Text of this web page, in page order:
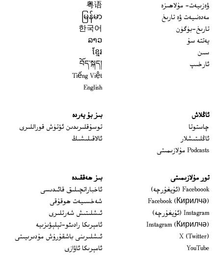
ۋەزىيەت- مۇلاھىزە
مەدەنىيەت ۋە تارىخ
تارىخ-بۈگۈن
يەتتە سۇ
سىن
ئارخىپ
粤语
မြန်မာ
한국어
ລາວ
ខ្មែរ
བོད་སྐད།
Tiếng Việt
English
ئاڭلاش
چاستوتا
ئاڭلىتىشلار
Podcasts مۇلازىمىتى
بىز بۇ يەردە
توسۇقلىرىدىن ئۆتۈش قوراللىرى
ئالاقىلىشىڭ
تور مۇلازىمىتى
Faceboook (ئۇيغۇرچە)
Opens in new window
Facebook (Кирилчә)
Opens in new window
Instagram (ئۇيغۇرچە)
Opens in new window
Instagram (Кирилчә)
Opens in new window
X (Twitter)
YouTube
بىز ھەققىدە
ئاخباراتچىلىق قائىدىسى
شەخسىيەت ھوقۇقى
ئىشلىتىش شەرتلىرى
ئامېرىكا رادىئو-تېلېۋىزىيە
ئىشلىرىنى باشقۇرۇش مۇدىرىيىتى
ئامېرىكا ئاۋازى